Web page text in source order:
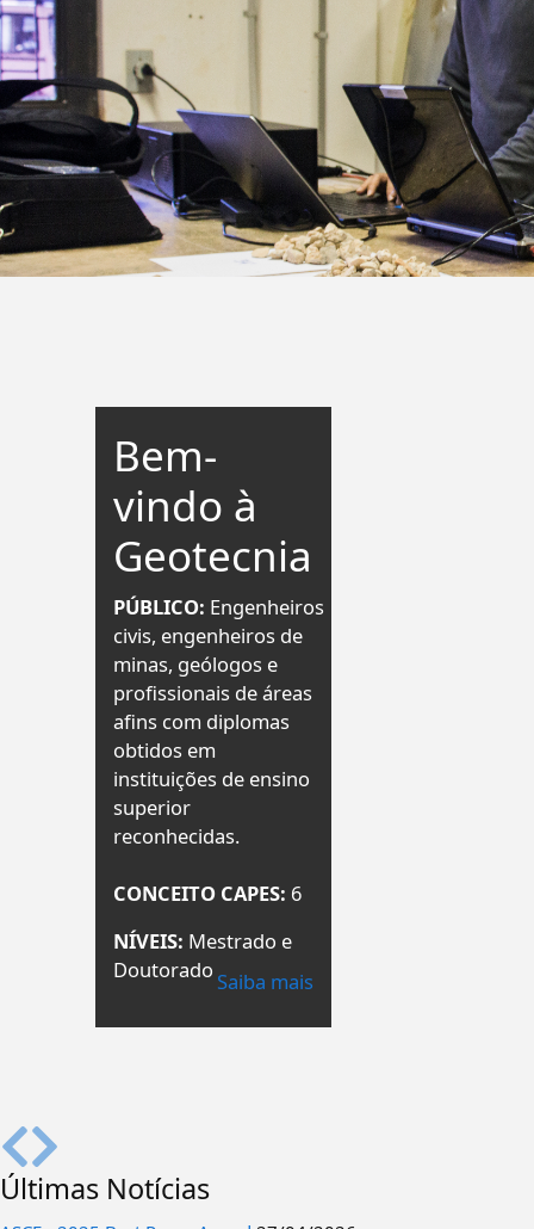
Bem-
vindo à
Geotecnia
PÚBLICO: Engenheiros
civis, engenheiros de
minas, geólogos e
profissionais de áreas
afins com diplomas
obtidos em
instituições de ensino
superior
reconhecidas.
CONCEITO CAPES: 6
NÍVEIS: Mestrado e
Doutorado Saiba mais
Últimas Notícias